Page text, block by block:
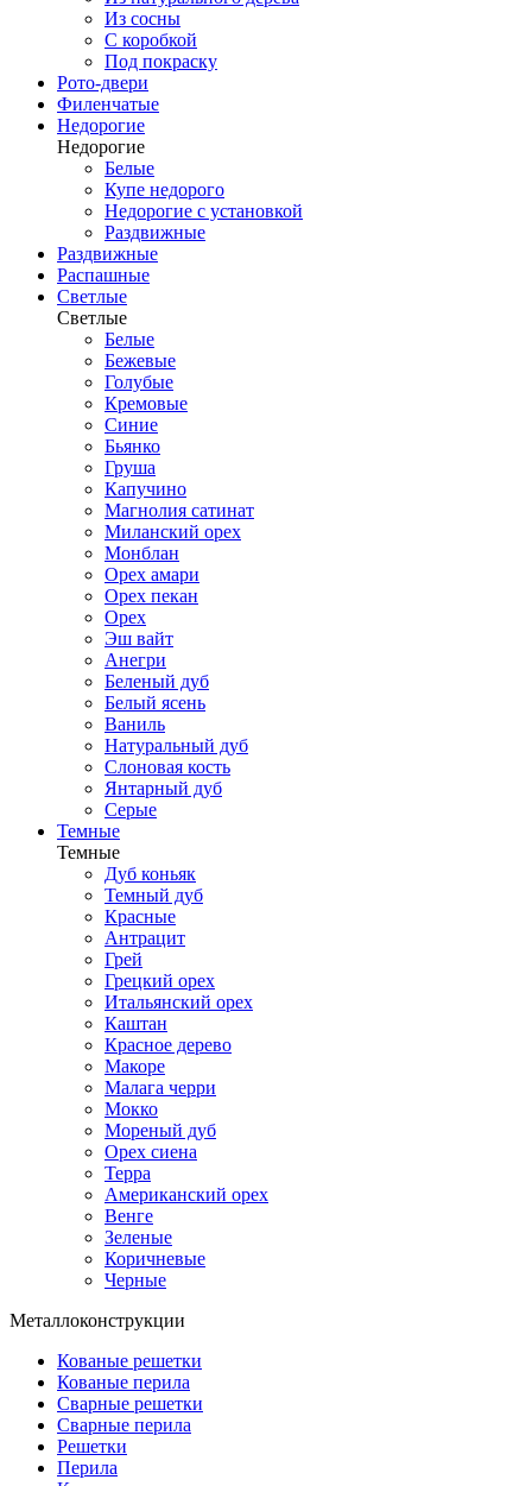
Из сосны
С коробкой
Под покраску
Рото-двери
Филенчатые
Недорогие
Недорогие
Белые
Купе недорого
Недорогие с установкой
Раздвижные
Раздвижные
Распашные
Светлые
Светлые
Белые
Бежевые
Голубые
Кремовые
Синие
Бьянко
Груша
Капучино
Магнолия сатинат
Миланский орех
Монблан
Орех амари
Орех пекан
Орех
Эш вайт
Анегри
Беленый дуб
Белый ясень
Ваниль
Натуральный дуб
Слоновая кость
Янтарный дуб
Серые
Темные
Темные
Дуб коньяк
Темный дуб
Красные
Антрацит
Грей
Грецкий орех
Итальянский орех
Каштан
Красное дерево
Макоре
Малага черри
Мокко
Мореный дуб
Орех сиена
Терра
Американский орех
Венге
Зеленые
Коричневые
Черные
Металлоконструкции
Кованые решетки
Кованые перила
Сварные решетки
Сварные перила
Решетки
Перила